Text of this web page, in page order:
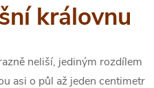
královnu
neliší, jediným rozdílem
asi o půl až jeden centimetr